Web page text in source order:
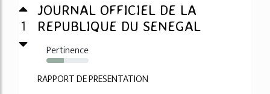
1
JOURNAL OFFICIEL DE LA
REPUBLIQUE DU SENEGAL
Pertinence
41%
RAPPORT DE PRESENTATION